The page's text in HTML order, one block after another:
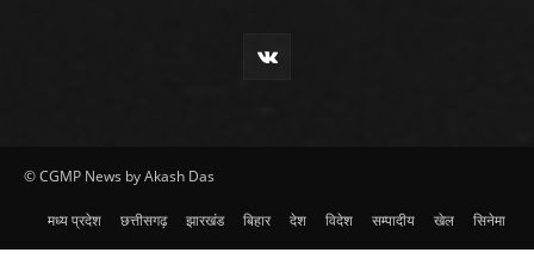
© CGMP News by Akash Das
मध्य प्रदेश छत्तीसगढ़ झारखंड बिहार देश विदेश सम्पादीय खेल सिनेमा